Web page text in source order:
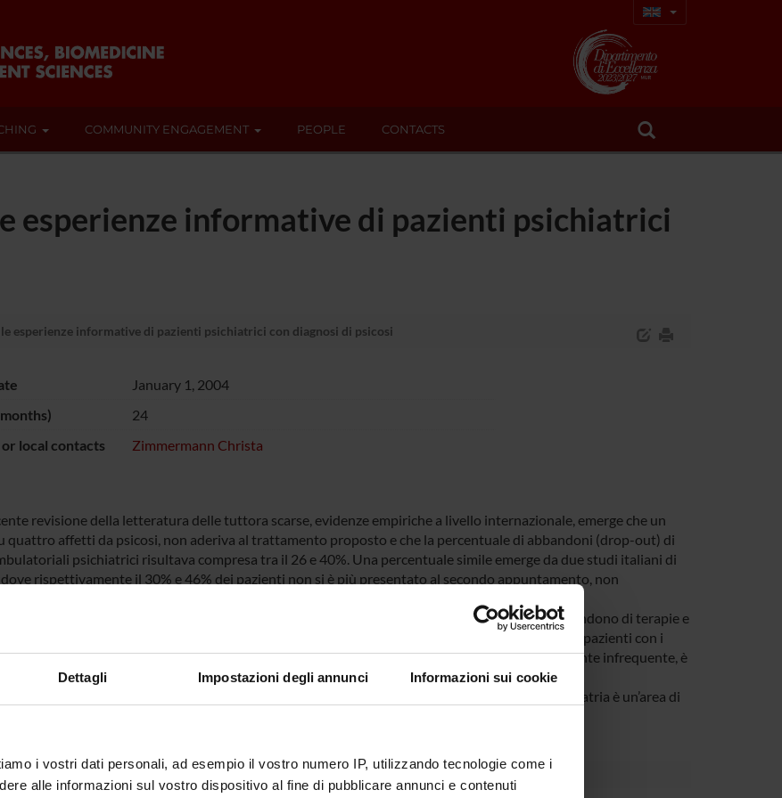
Dettagli Impostazioni degli annunci Informazioni sui cookie
i vostri dati personali, ad esempio il vostro numero IP, utilizzando tecnologie come i
alle informazioni sul vostro dispositivo al fine di pubblicare annunci e contenuti
COMMUNITY ENGAGEMENT PEOPLE CONTACTS
esperienze informative di pazienti psichiatrici
esperienze informative di pazienti psichiatrici con diagnosi di psicosi
January 1, 2004
24
local contacts
Zimmermann Christa
revisione della letteratura delle tuttora scarse, evidenze empiriche a livello internazionale, emerge che un
quattro affetti da psicosi, non aderiva al trattamento proposto e che la percentuale di abbandoni (drop-out) di
psichiatrici risultava compresa tra il 26 e 40%. Una percentuale simile emerge da due studi italiani di
rispettivamente il 30% e 46% dei pazienti non si è più presentato al secondo appuntamento, non
e i pochi studi esplorativi lo confermano, che in psichiatria così come in medicina, l’abbandono di terapie e
da attribuire ad una comunicazione inefficace e all’insoddisfazione delle risposte ricevute. Nei pazienti con i
gravi, come nelle psicosi, il problema maggiore, più che il fenomeno dell’abbandono, relativamente infrequente, è
ad accettare e seguire il programma terapeutico.
dalle poche evidenze riportate in letteratura che il problema della comunicazione in Psichiatria è un’area di